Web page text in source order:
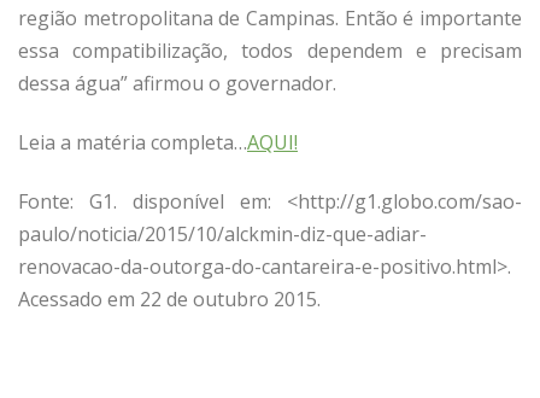
região metropolitana de Campinas. Então é importante
essa compatibilização, todos dependem e precisam
dessa água” afirmou o governador.
Leia a matéria completa…AQUI!
Fonte: G1. disponível em: <http://g1.globo.com/sao-
paulo/noticia/2015/10/alckmin-diz-que-adiar-
renovacao-da-outorga-do-cantareira-e-positivo.html>.
Acessado em 22 de outubro 2015.